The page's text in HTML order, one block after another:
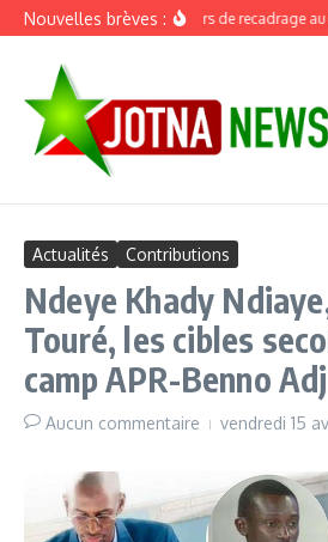
Aller au contenu
Nouvelles brèves :Discours de recadrage au
Actualités Contributions
Ndeye Khady
Touré, les cibles
camp APR-Benno
Aucun commentaire vendredi 15